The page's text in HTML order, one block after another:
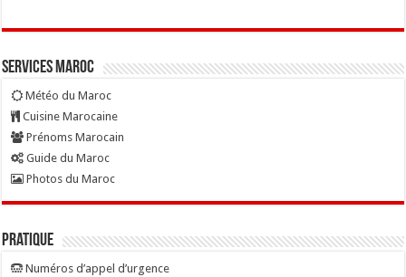
Services Maroc
Météo du Maroc
Cuisine Marocaine
Prénoms Marocain
Guide du Maroc
Photos du Maroc
Pratique
Numéros d’appel d’urgence